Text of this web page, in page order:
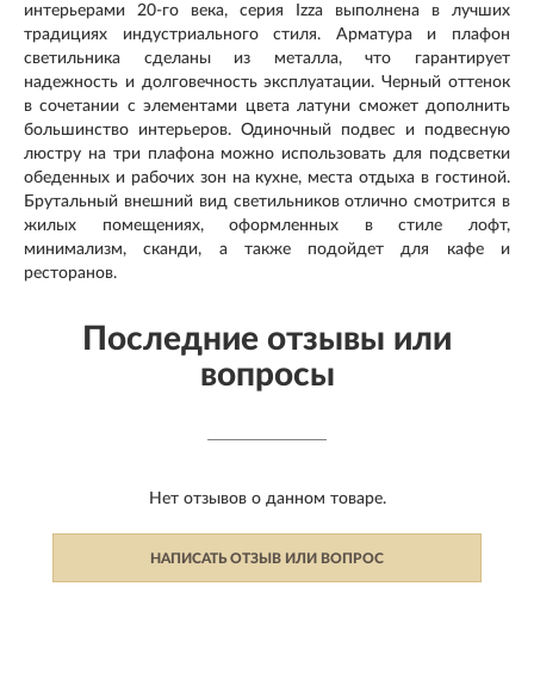
интерьерами 20-го века, серия Izza выполнена в лучших
традициях индустриального стиля. Арматура и плафон
светильника сделаны из металла, что гарантирует
надежность и долговечность эксплуатации. Черный оттенок
в сочетании с элементами цвета латуни сможет дополнить
большинство интерьеров. Одиночный подвес и подвесную
люстру на три плафона можно использовать для подсветки
обеденных и рабочих зон на кухне, места отдыха в гостиной.
Брутальный внешний вид светильников отлично смотрится в
жилых помещениях, оформленных в стиле лофт,
минимализм, сканди, а также подойдет для кафе и
ресторанов.
Последние отзывы или
вопросы
Нет отзывов о данном товаре.
НАПИСАТЬ ОТЗЫВ ИЛИ ВОПРОС